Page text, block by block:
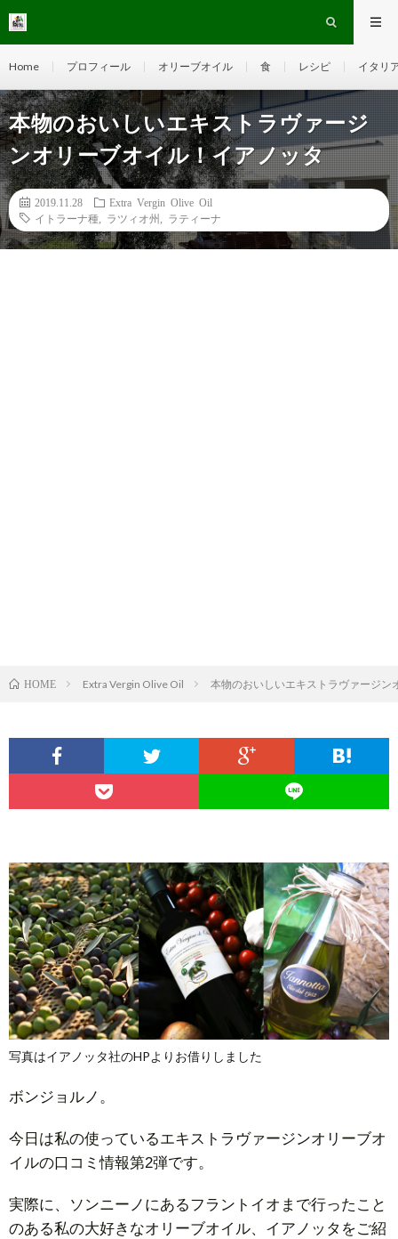
Home プロフィール オリーブオイル 食 レシピ イタリ
本物のおいしいエキストラヴァージ
ンオリーブオイル！イアノッタ
2019.11.28
Extra Vergin Olive Oil
イトラーナ種
ラツィオ州 ラティーナ
HOME Extra Vergin Olive Oil 本物のおいしいエキストラヴァージン
写真はイアノッタ社のHPよりお借りしました
ボンジョルノ。
今日は私の使っているエキストラヴァージンオリーブオ
イルの口コミ情報第2弾です。
実際に、ソンニーノにあるフラントイオまで行ったこと
のある私の大好きなオリーブオイル、イアノッタをご紹